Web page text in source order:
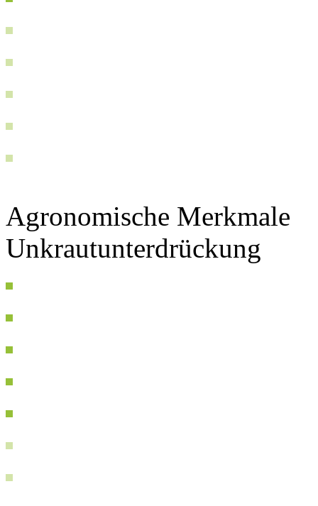
Agronomische Merkmale
Unkrautunterdrückung